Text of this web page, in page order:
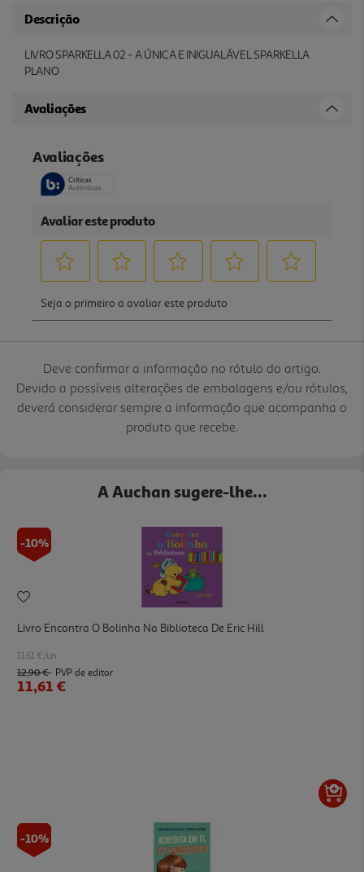
Descrição
LIVRO SPARKELLA 02 - A ÚNICA E INIGUALÁVEL SPARKELLA
PLANO
Avaliações
Deve confirmar a informação no rótulo do artigo.
Devido a possíveis alterações de embalagens e/ou rótulos,
deverá considerar sempre a informação que acompanha o
produto que recebe.
A Auchan sugere-lhe...
-10%
Livro Encontra O Bolinha Na Biblioteca De Eric Hill
11.61 €/un
12,90 € PVP de editor
11,61 €
-10%